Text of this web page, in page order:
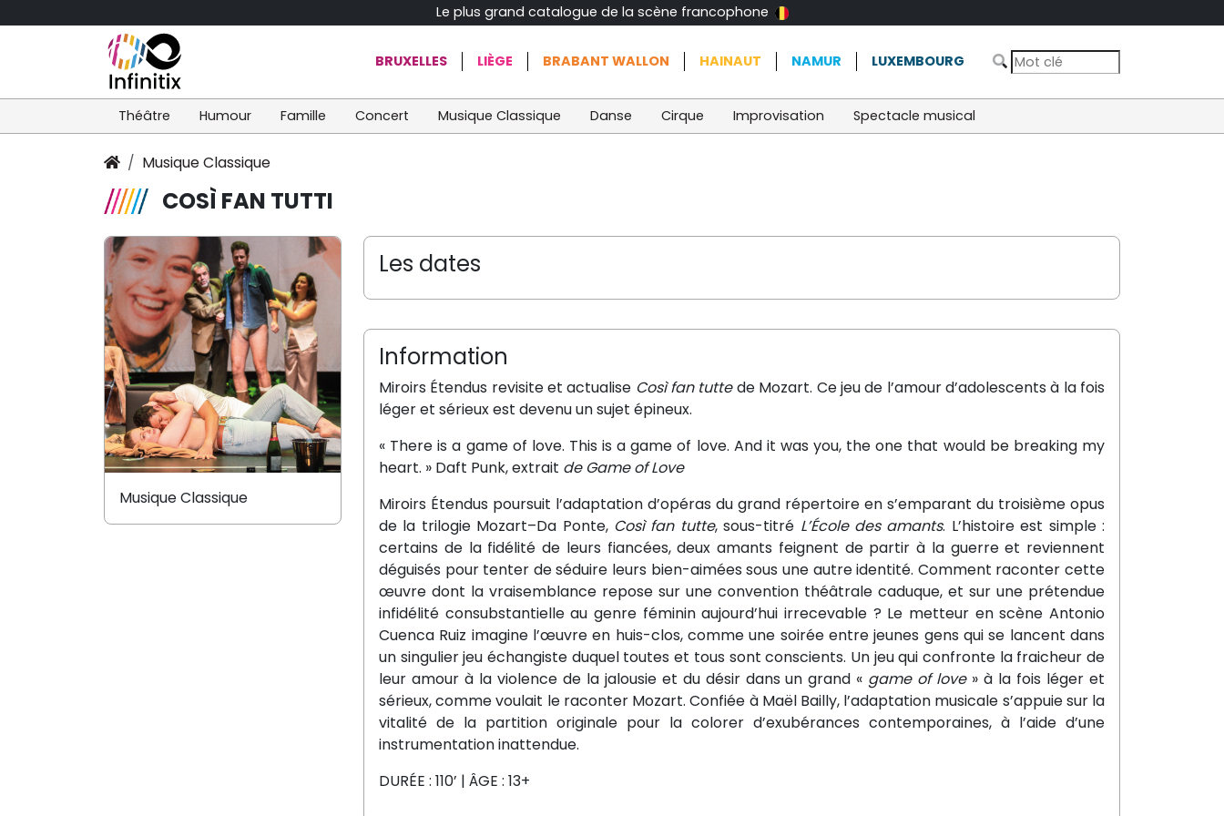
Le plus grand catalogue de la scène francophone
BRUXELLES LIÈGE BRABANT WALLON HAINAUT NAMUR LUXEMBOURG
Théâtre Humour Famille Concert Musique Classique Danse Cirque Improvisation Spectacle musical
Musique Classique
COSÌ FAN TUTTI
Les dates
Information
Miroirs Étendus revisite et actualise Così fan tuttede Mozart. Ce jeu de l’amour d’adolescents à la fois
léger et sérieux est devenu un sujet épineux.
« There is a game of love. This is a game of love. And it was you, the one that would be breaking my
heart. » Daft Punk, extrait de Game of Love
Miroirs Étendus poursuit l’adaptation d’opéras du grand répertoire en s’emparant du troisième opus
de la trilogie Mozart–Da Ponte, Così fan tutte, sous-titré L’École des amants. L’histoire est simple :
certains de la fidélité de leurs fiancées, deux amants feignent de partir à la guerre et reviennent
déguisés pour tenter de séduire leurs bien-aimées sous une autre identité. Comment raconter cette
œuvre dont la vraisemblance repose sur une convention théâtrale caduque, et sur une prétendue
infidélité consubstantielle au genre féminin aujourd’hui irrecevable ? Le metteur en scène Antonio
Cuenca Ruiz imagine l’œuvre en huis-clos, comme une soirée entre jeunes gens qui se lancent dans
un singulier jeu échangiste duquel toutes et tous sont conscients. Un jeu qui confronte la fraicheur de
leur amour à la violence de la jalousie et du désir dans un grand « game of love» à la fois léger et
sérieux, comme voulait le raconter Mozart. Confiée à Maël Bailly, l’adaptation musicale s’appuie sur la
vitalité de la partition originale pour la colorer d’exubérances contemporaines, à l’aide d’une
instrumentation inattendue.
DURÉE : 110’ | ÂGE : 13+
Musique Classique